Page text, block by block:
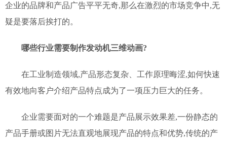
企业的品牌和产品广告平平无奇,那么在激烈的市场竞争中,无
疑是要落后挨打的。
哪些行业需要制作发动机三维动画?
在工业制造领域,产品形态复杂、工作原理晦涩,如何快速
有效地向客户介绍产品特点成为了一项压力巨大的任务。
企业需要面对的一个难题是产品展示效果差,一份静态的
产品手册或图片无法直观地展现产品的特点和优势,传统的产